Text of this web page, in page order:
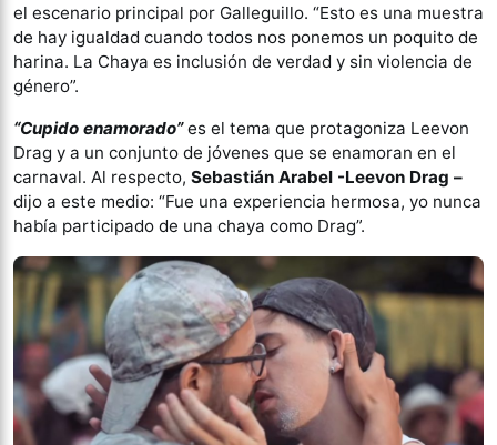
el escenario principal por Galleguillo. “Esto es una muestra
de hay igualdad cuando todos nos ponemos un poquito de
harina. La Chaya es inclusión de verdad y sin violencia de
género”.
“Cupido enamorado”es el tema que protagoniza Leevon
Drag y a un conjunto de jóvenes que se enamoran en el
carnaval. Al respecto, Sebastián Arabel -Leevon Drag –
dijo a este medio: “Fue una experiencia hermosa, yo nunca
había participado de una chaya como Drag”.